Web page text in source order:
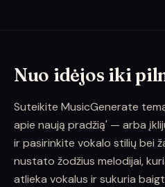
Nuo idėjos iki
Suteikite MusicGenerate
apie naują pradžią' — arba
ir pasirinkite vokalo stilių bei
nustato žodžius melodijai,
atlieka vokalus ir sukuria